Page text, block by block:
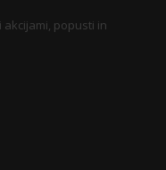
popusti in